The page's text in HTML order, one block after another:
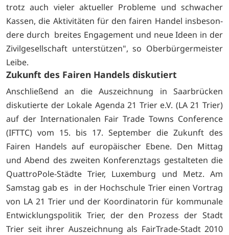
trotz auch vieler aktueller Probleme und schwacher
Kassen, die Aktivitäten für den fairen Handel insbeson­
dere durch breites Engagement und neue Ideen in der
Zivilgesellschaft unterstützen", so Ober­bürgermeister
Leibe.
Zukunft des Fairen Handels diskutiert
Anschließend an die Auszeichnung in Saarbrücken
diskutierte der Lokale Agen­da 21 Trier e.V. (LA 21 Trier)
auf der Internationalen Fair Trade Towns Confe­rence
(IFTTC) vom 15. bis 17. September die Zukunft des
Fairen Handels auf europäischer Ebene. Den Mittag
und Abend des zweiten Konferenztags gestalteten die
QuattroPole-Städte Trier, Luxemburg und Metz. Am
Samstag gab es in der Hochschule Trier einen Vortrag
von LA 21 Trier und der Ko­ordinatorin für kommunale
Entwicklungspolitik Trier, der den Prozess der Stadt
Trier seit ihrer Auszeichnung als FairTrade-Stadt 2010